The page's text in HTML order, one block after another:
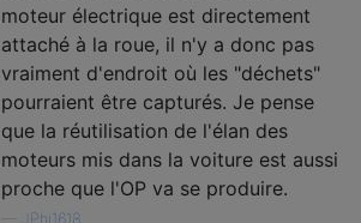
moteur électrique est directement
attaché à la roue, il n'y a donc pas
vraiment d'endroit où les "déchets"
pourraient être capturés. Je pense
que la réutilisation de l'élan des
moteurs mis dans la voiture est aussi
proche que l'OP va se produire.
JPhi1618